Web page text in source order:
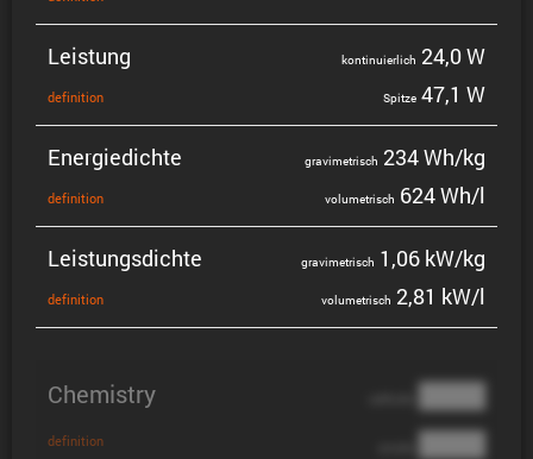
Leistung
defini­tion
konti­nu­ier­lich 24,0 W
Spitze 47,1 W
Energie­dichte
defini­tion
gravi­me­trisch 234 Wh/kg
volume­trisch 624 Wh/l
Leistungs­dichte
defini­tion
gravi­me­trisch 1,06 kW/kg
volume­trisch 2,81 kW/l
Chemistry
definition
████
████